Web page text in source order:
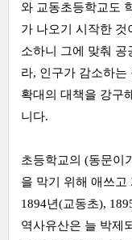
와 교동초등학교도
가 나오기 시작한
소하니 그에 맞춰 공
라, 인구가 감소하는
확대의 대책을 강구
니다.
초등학교의 (동문이
을 막기 위해 애쓰
1894년(교동초),
역사유산은 늘 박제